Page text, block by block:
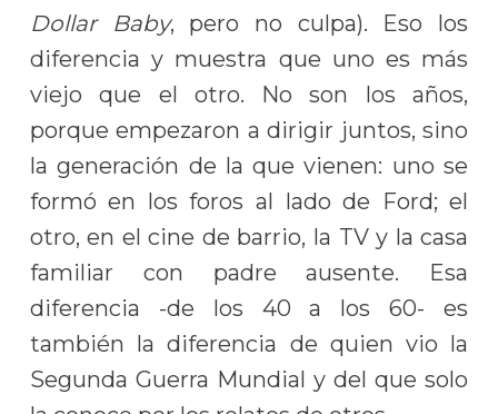
Dollar Baby, pero no culpa). Eso los
diferencia y muestra que uno es más
viejo que el otro. No son los años,
porque empezaron a dirigir juntos, sino
la generación de la que vienen: uno se
formó en los foros al lado de Ford; el
otro, en el cine de barrio, la TV y la casa
familiar con padre ausente. Esa
diferencia -de los 40 a los 60- es
también la diferencia de quien vio la
Segunda Guerra Mundial y del que solo